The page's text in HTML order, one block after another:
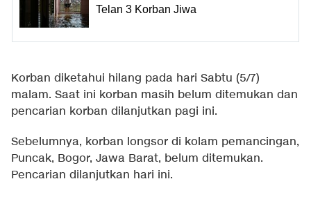
Telan 3 Korban Jiwa
Korban diketahui hilang pada hari Sabtu (5/7)
malam. Saat ini korban masih belum ditemukan dan
pencarian korban dilanjutkan pagi ini.
Sebelumnya, korban longsor di kolam pemancingan,
Puncak, Bogor, Jawa Barat, belum ditemukan.
Pencarian dilanjutkan hari ini.